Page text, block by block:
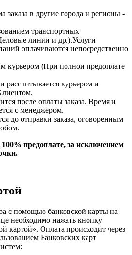
заказа в другие города и регионы -
транспортных
линии и др.).Услуги
оплачиваются непосредственно
курьером (При полной предоплате
рассчитывается курьером и
после оплаты заказа. Время и
с менеджером.
до отправки заказа, оговоренным
предоплате, за исключением
с помощью банковской карты на
необходимо нажать кнопку
картой». Оплата происходит через
Банковских карт